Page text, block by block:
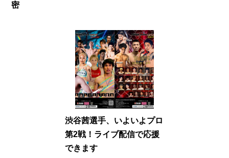
密
渋谷茜選手、いよいよプロ
第2戦！ライブ配信で応援
できます